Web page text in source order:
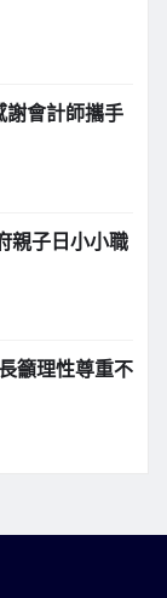
會計師攜手
親子日小小職
籲理性尊重不